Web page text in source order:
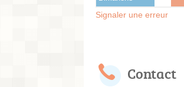
Signaler une erreur
Contact